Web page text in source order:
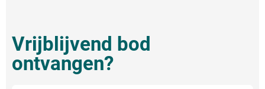
Vrijblijvend bod
ontvangen?